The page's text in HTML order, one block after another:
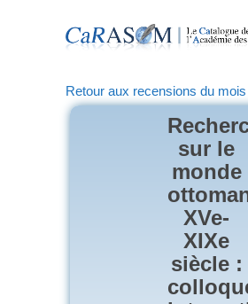
Retour aux recensions du mois
sur le
monde
XVe-
XIXe
siècle :